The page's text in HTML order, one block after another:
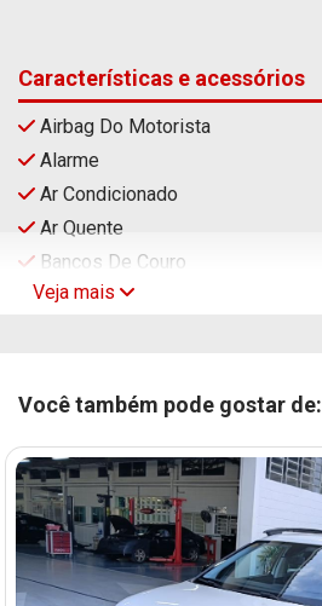
Características e acessórios
Airbag Do Motorista
Alarme
Ar Condicionado
Ar Quente
Bancos De Couro
Veja mais
Você também pode gostar de: